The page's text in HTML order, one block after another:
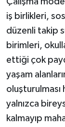
iş birlikleri,
düzenli takip
birimleri,
ettiği çok
yaşam
yalnızca
kalmayıp